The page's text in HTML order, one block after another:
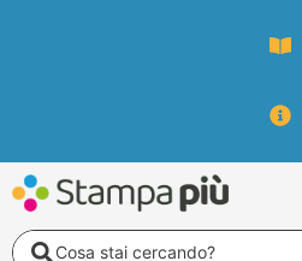
Search